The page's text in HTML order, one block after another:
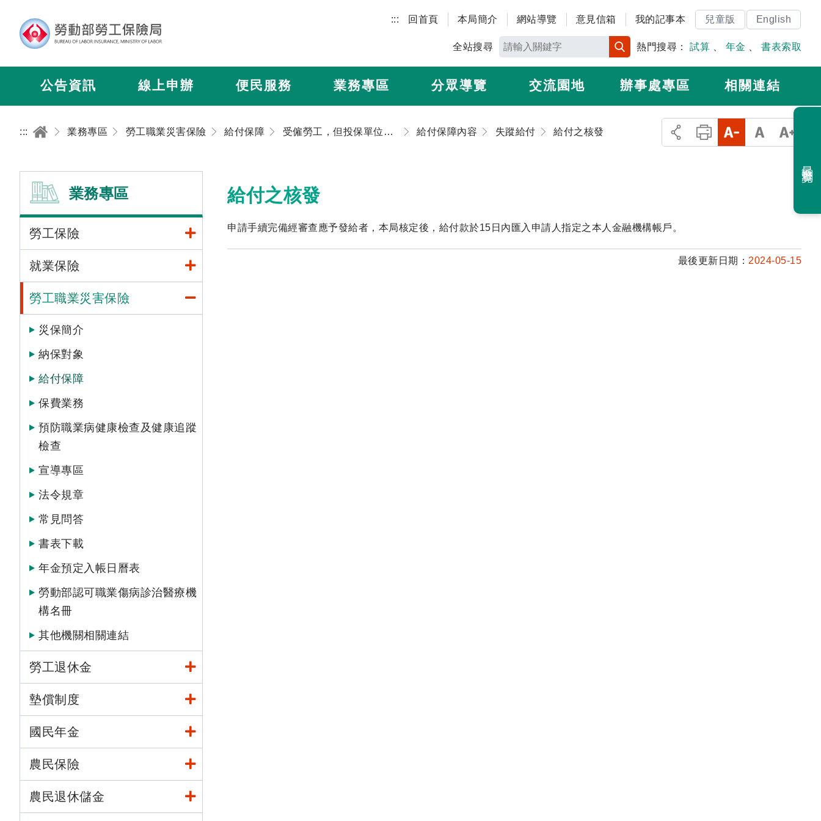
::: 回首頁 本局簡介 網站導覽 意見信箱 我的記事本 兒童版 English
全站搜尋 熱門搜尋： 試算 年金 書表索取
公告資訊 線上申辦 便民服務 業務專區 分眾導覽 交流園地 辦事處專區 相關連結
::: 業務專區 勞工職業災害保險 給付保障 受僱勞工，但投保單位未申報加保 給付保障內容 失蹤給付 給付之核發
業務專區
勞工保險
就業保險
勞工職業災害保險
災保簡介
納保對象
給付保障
保費業務
預防職業病健康檢查及健康追蹤
檢查
宣導專區
法令規章
常見問答
書表下載
年金預定入帳日曆表
勞動部認可職業傷病診治醫療機
構名冊
其他機關相關連結
勞工退休金
墊償制度
國民年金
農民保險
農民退休儲金
給付之核發
申請手續完備經審查應予發給者，本局核定後，給付款於15日內匯入申請人指定之本人金融機構帳戶。
最後更新日期： 2024-05-15